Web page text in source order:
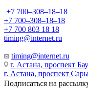
+7 700‒308‒18‒18
+7 700‒308‒18‒18
+7 700 803 18 18
timing@internet.ru
timing@internet.ru
г. Астана, проспект
г. Астана, проспект
Подписаться на